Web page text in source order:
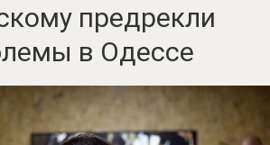
предрекли
в Одессе